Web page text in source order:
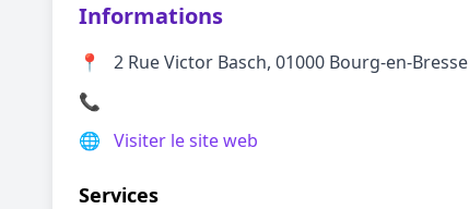
Informations
📍
2 Rue Victor Basch, 01000 Bourg-en-Bresse
📞
🌐 Visiter le site web
Services